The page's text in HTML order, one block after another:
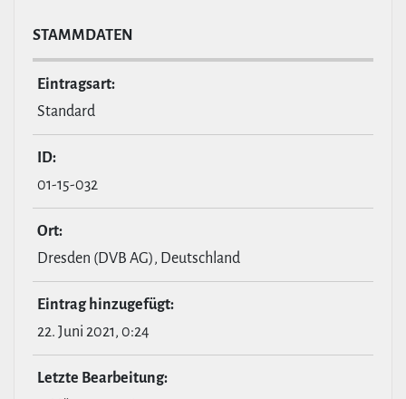
STAMM­DATEN
Ein­tragsart:
Standard
ID:
01-15-032
Ort:
Dresden (DVB AG), Deutschland
Eintrag hin­zu­ge­fügt:
22. Juni 2021, 0:24
Letzte Bear­bei­tung: